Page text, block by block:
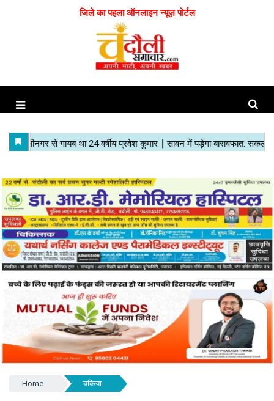
जिले का पहला ऑनलाइन न्यूज़ पोर्टल
Home चकिया